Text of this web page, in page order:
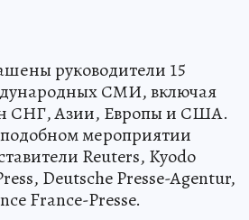
руководители 15
СМИ, включая
СНГ, Азии, Европы и США.
мероприятии
Reuters, Kyodo
Deutsche Presse-Agentur,
France-Presse.